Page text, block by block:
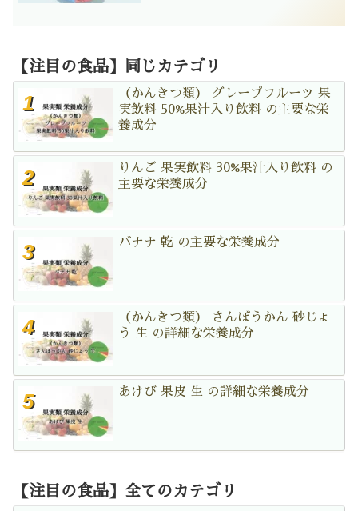
【注目の食品】同じカテゴリ
（かんきつ類） グレープフルーツ 果
実飲料 50%果汁入り飲料 の主要な栄
養成分
りんご 果実飲料 30%果汁入り飲料 の
主要な栄養成分
バナナ 乾 の主要な栄養成分
（かんきつ類） さんぼうかん 砂じょ
う 生 の詳細な栄養成分
あけび 果皮 生 の詳細な栄養成分
【注目の食品】全てのカテゴリ